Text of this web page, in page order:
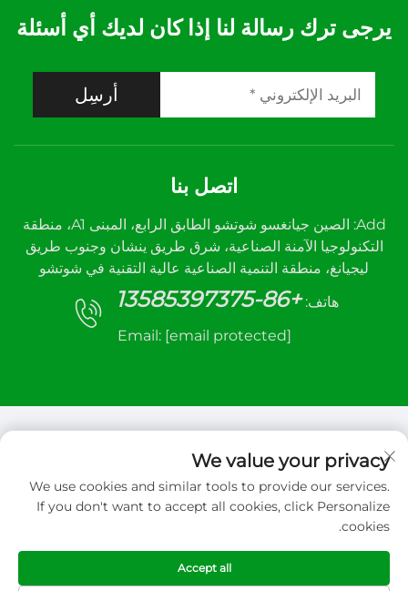
يرجى ترك رسالة لنا إذا كان لديك أي أسئلة
أرسِل
اتصل بنا
Add: الصين جيانغسو شوتشو الطابق الرابع، المبنى A1، منطقة
التكنولوجيا الآمنة الصناعية، شرق طريق ينشان وجنوب طريق
ليجيانغ، منطقة التنمية الصناعية عالية التقنية في شوتشو
هاتف: +86-13585397375
Email: [email protected]
حقوق الت COPYRIGHT © 2026 شركة شيوتشو سانهي
للتحكم الآلي المحدودة. جميع الحقوق محفوظة
We value your privacy
We use cookies and similar tools to provide our services.
If you don't want to accept all cookies, click Personalize
cookies.
Accept all